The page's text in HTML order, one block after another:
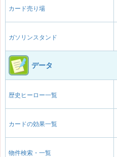
カード売り場
ガソリンスタンド
データ
歴史ヒーロー一覧
カードの効果一覧
物件検索・一覧